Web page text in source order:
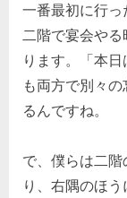
一番最初に行っ
二階で宴会や
ります。「本
も両方で別々
るんですね。
で、僕らは二
り、右隅のほ